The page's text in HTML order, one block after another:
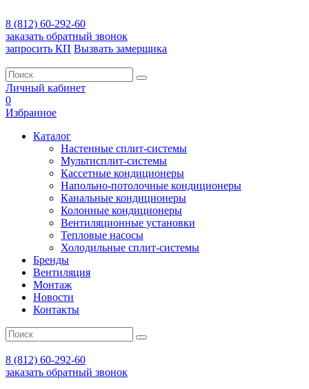
8 (812) 60-292-60
заказать обратный звонок
запросить КП Вызвать замерщика
Личный кабинет
0
Избранное
Каталог
Настенные сплит-системы
Мультисплит-системы
Кассетные кондиционеры
Напольно-потолочные кондиционеры
Канальные кондиционеры
Колонные кондиционеры
Вентиляционные установки
Тепловые насосы
Холодильные сплит-системы
Бренды
Вентиляция
Монтаж
Новости
Контакты
8 (812) 60-292-60
заказать обратный звонок